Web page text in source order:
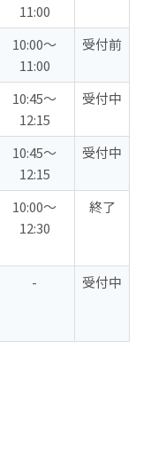
11:00
10:00〜
11:00
受付前
10:45〜
12:15
受付中
10:45〜
12:15
受付中
10:00〜
12:30
終了
- 受付中